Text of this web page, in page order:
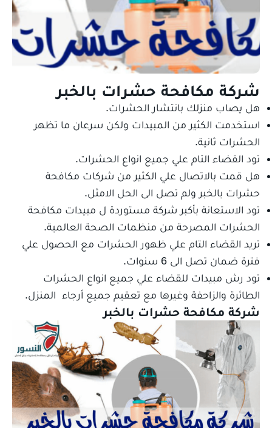
شركة مكافحة حشرات بالخبر
هل يصاب منزلك بانتشار الحشرات.
استخدمت الكثير من المبيدات ولكن سرعان ما تظهر
الحشرات ثانية.
تود القضاء التام علي جميع انواع الحشرات.
هل قمت بالاتصال علي الكثير من شركات مكافحة
حشرات بالخبر ولم تصل الى الحل الامثل.
تود الاستعانة بأكبر شركة مستوردة ل مبيدات مكافحة
الحشرات المصرحة من منظمات الصحة العالمية.
تريد القضاء التام علي ظهور الحشرات مع الحصول علي
فترة ضمان تصل الى 6 سنوات.
تود رش مبيدات للقضاء علي جميع انواع الحشرات
الطائرة والزاحفة وغيرها مع تعقيم جميع أرجاء المنزل.
شركة مكافحة حشرات بالخبر